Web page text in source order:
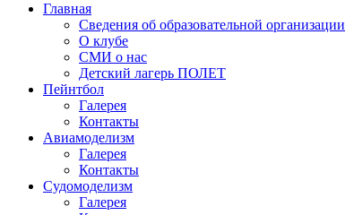
Главная
Сведения об образовательной организации
О клубе
СМИ о нас
Детский лагерь ПОЛЕТ
Пейнтбол
Галерея
Контакты
Авиамоделизм
Галерея
Контакты
Судомоделизм
Галерея